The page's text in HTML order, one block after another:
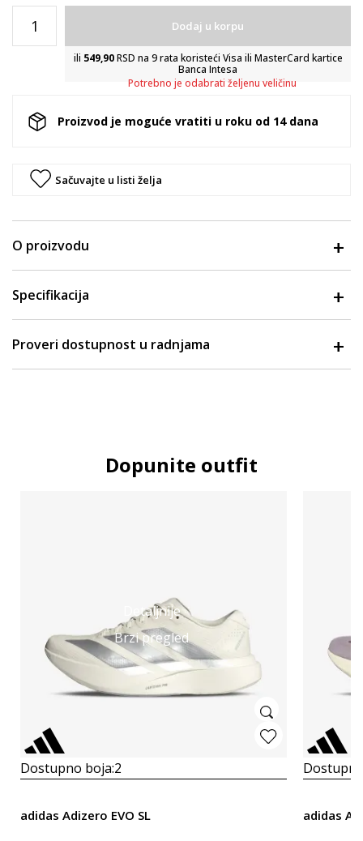
Dodaj u korpu
ili 549,90RSD na 9 rata koristeći Visa ili MasterCard kartice
Banca Intesa
Potrebno je odabrati željenu veličinu
Proizvod je moguće vratiti u roku od 14 dana
Sačuvajte u listi želja
O proizvodu
Specifikacija
Proveri dostupnost u radnjama
Dopunite outfit
Detaljnije
Brzi pregled
Dostupno boja:2
adidas Adizero EVO SL adidas